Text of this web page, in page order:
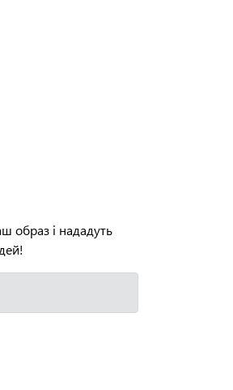
образ і нададуть